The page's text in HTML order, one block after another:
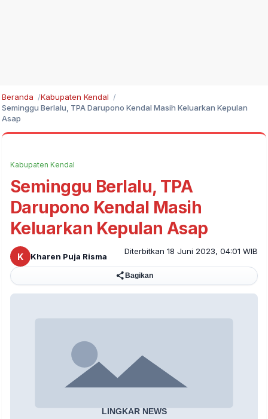
Beranda
Kabupaten Kendal
Seminggu Berlalu, TPA Darupono Kendal Masih Keluarkan Kepulan
Asap
Kabupaten Kendal
Seminggu Berlalu, TPA
Darupono Kendal Masih
Keluarkan Kepulan Asap
K Kharen Puja Risma
Diterbitkan 18 Juni 2023, 04:01 WIB
Bagikan